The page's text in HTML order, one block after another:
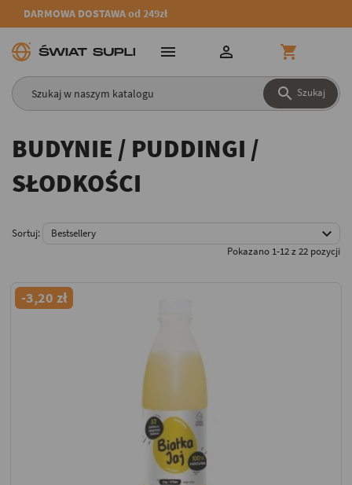
DARMOWA DOSTAWA od 249zł
 Szukaj
  
BUDYNIE / PUDDINGI /
SŁODKOŚCI
Sortuj: Bestsellery 
Pokazano 1-12 z 22 pozycji
-3,20 zł